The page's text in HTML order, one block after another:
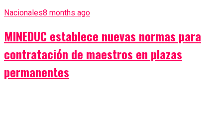
Nacionales8 months ago
MINEDUC establece nuevas normas para
contratación de maestros en plazas
permanentes